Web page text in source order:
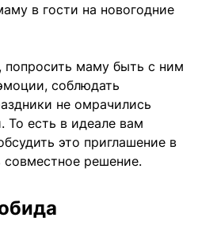
в гости на новогодние
попросить маму быть с ним
соблюдать
не омрачились
То есть в идеале вам
это приглашение в
совместное решение.